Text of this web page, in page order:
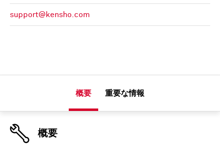
support@kensho.com
概要 重要な情報
概要